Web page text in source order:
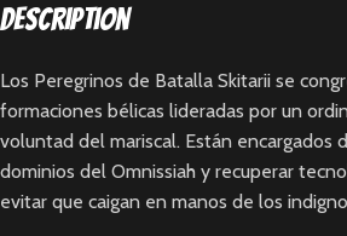
Description
Los Peregrinos de Batalla Skitarii se
formaciones bélicas lideradas por un
voluntad del mariscal. Están encargados
dominios del Omnissiah y recuperar
evitar que caigan en manos de los